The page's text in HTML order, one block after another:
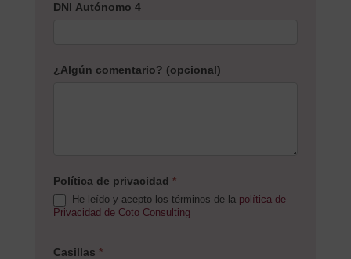
DNI Autónomo 4
¿Algún comentario? (opcional)
Política de privacidad *
He leído y acepto los términos de la política de
Privacidad de Coto Consulting
Casillas *